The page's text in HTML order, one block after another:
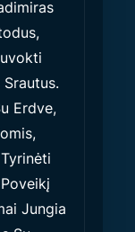
Srautus.
Erdve,
Jungia